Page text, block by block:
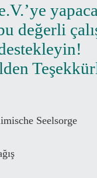
değerli
Seelsorge